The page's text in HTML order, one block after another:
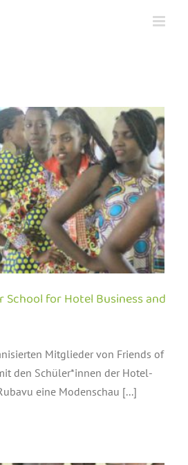
School for Hotel Business and
Mitglieder von Friends of
den Schüler*innen der Hotel-
eine Modenschau [...]